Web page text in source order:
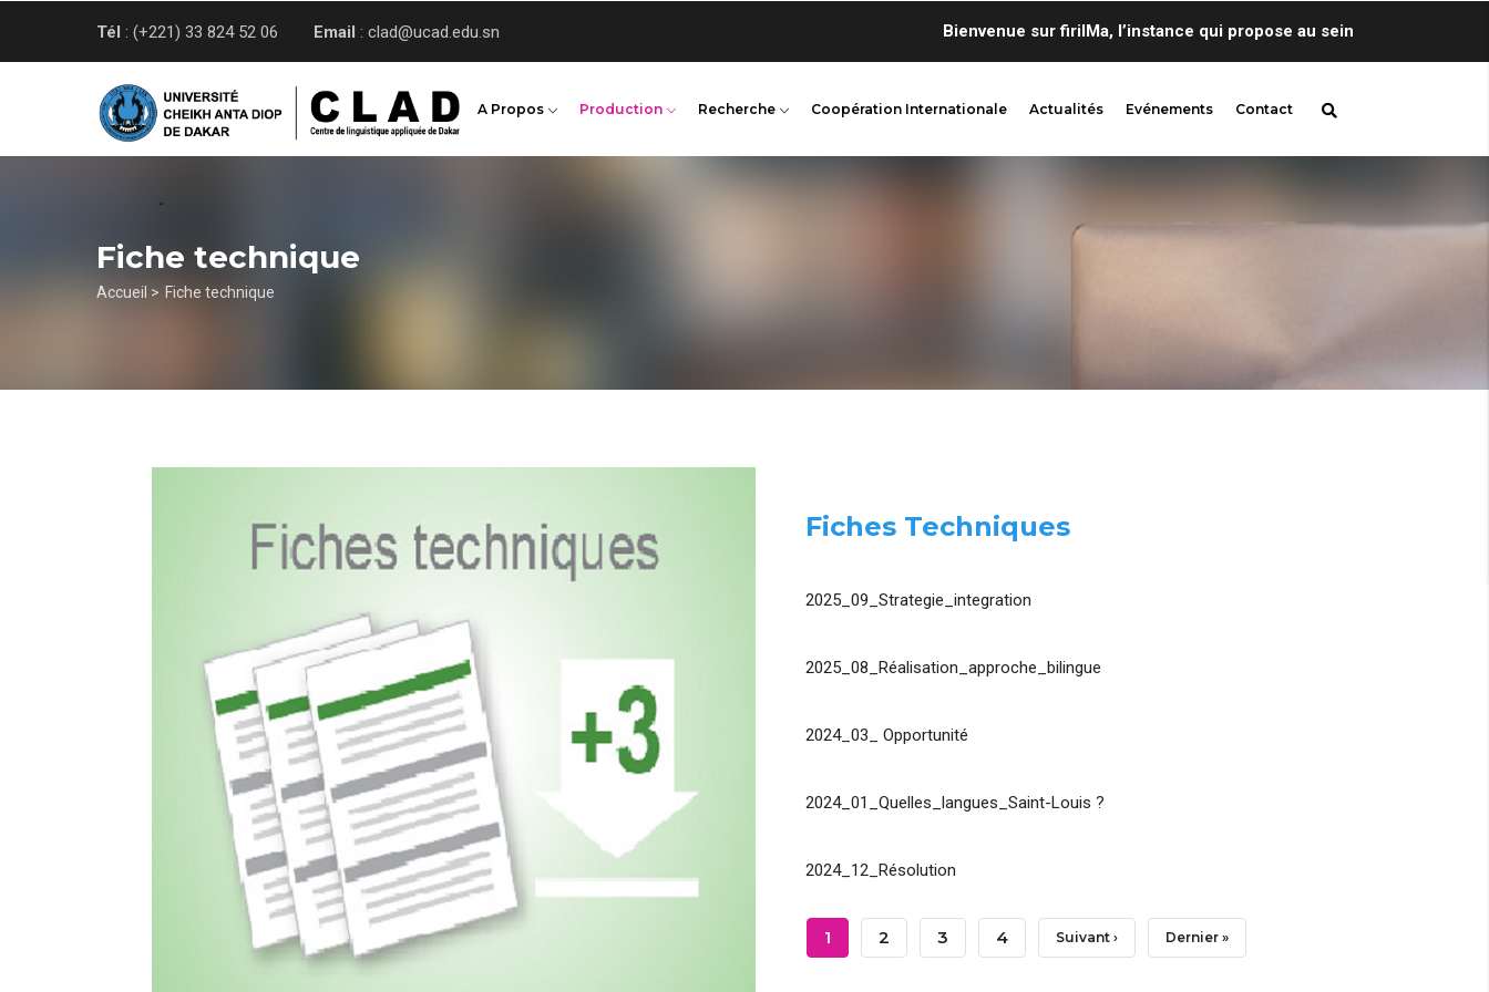
Tél : (+221) 33 824 52 06 Email : clad@ucad.edu.sn Bienvenue sur firilMa, l’instance qui propose au sein de Centre de
A Propos Production Recherche Coopération Internationale Actualités Evénements Contact
Fiche technique
Fil
Accueil > Fiche technique
Fiches Techniques
2025_09_Strategie_integration
2025_08_Réalisation_approche_bilingue
2024_03_ Opportunité
2024_01_Quelles_langues_Saint-Louis ?
2024_12_Résolution
Pagination
Page
1 Page
2 Page
3 Page
4 Page
Suivant › Dernière
Dernier »